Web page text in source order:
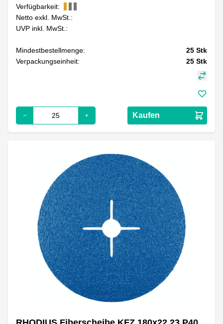
Verfügbarkeit:
Netto exkl. MwSt.:
UVP inkl. MwSt.:
Mindestbestellmenge: 25 Stk
Verpackungseinheit:
25 Stk
Kaufen